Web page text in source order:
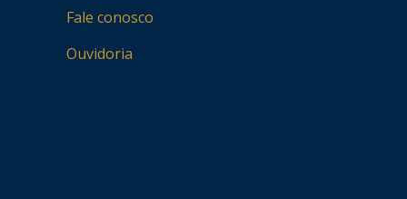
Fale conosco
Ouvidoria